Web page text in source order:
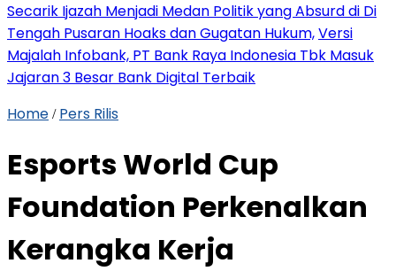
Secarik Ijazah Menjadi Medan Politik yang Absurd di Di
Tengah Pusaran Hoaks dan Gugatan Hukum,Versi
Majalah Infobank, PT Bank Raya Indonesia Tbk Masuk
Jajaran 3 Besar Bank Digital Terbaik
Home / Pers Rilis
Esports World Cup
Foundation Perkenalkan
Kerangka Kerja